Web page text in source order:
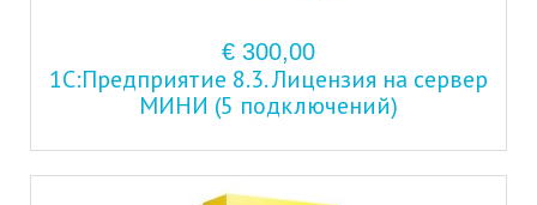
€ 300,00
1С:Предприятие 8.3. Лицензия на сервер
МИНИ (5 подключений)